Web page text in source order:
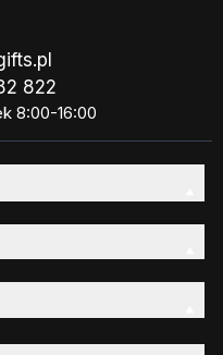
822
8:00-16:00